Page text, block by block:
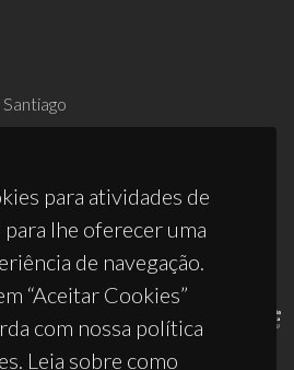
para atividades de
lhe oferecer uma
de navegação.
“Aceitar Cookies”
com nossa política
Leia sobre como